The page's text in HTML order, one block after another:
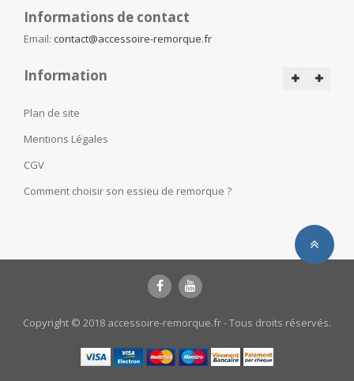
Informations de contact
Email: contact@accessoire-remorque.fr
Information
Plan de site
Mentions Légales
CGV
Comment choisir son essieu de remorque ?
Copyright © 2018 accessoire-remorque.fr - Tous droits réservés.